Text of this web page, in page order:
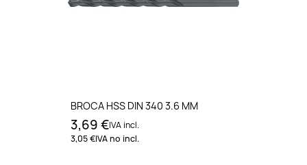
BROCA HSS DIN 340 3.6 MM
3,69 €IVA incl.
3,05 €IVA no incl.